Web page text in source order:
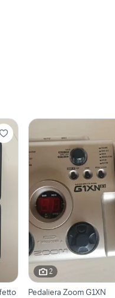
2
Pedaliera Zoom G1XN